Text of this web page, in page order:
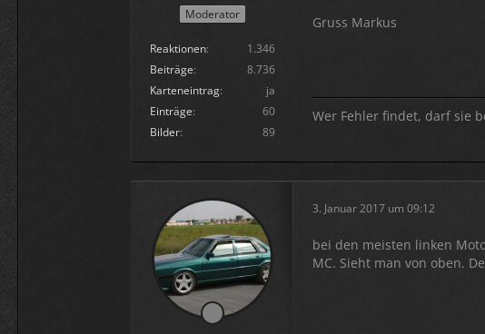
Moderator
Reaktionen
1.346
Beiträge
8.736
Karteneintrag
ja
Einträge
60
Bilder
89
Gruss Markus
Wer Fehler findet, darf sie
3. Januar 2017 um 09:12
bei den meisten linken
MC. Sieht man von oben.